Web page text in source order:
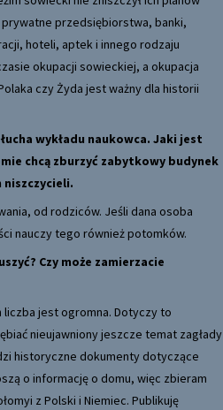
przedsiębiorstwa, banki,
hoteli, aptek i innego rodzaju
okupacji sowieckiej, a okupacja
czy Żyda jest ważny dla historii
wykładu naukowca. Jaki jest
chcą zburzyć zabytkowy budynek
od rodziców. Jeśli dana osoba
nauczy tego również potomków.
Czy może zamierzacie
liczba jest ogromna. Dotyczy to
nieujawniony jeszcze temat zagłady
historyczne dokumenty dotyczące
o informację o domu, więc zbieram
z Polski i Niemiec. Publikuję